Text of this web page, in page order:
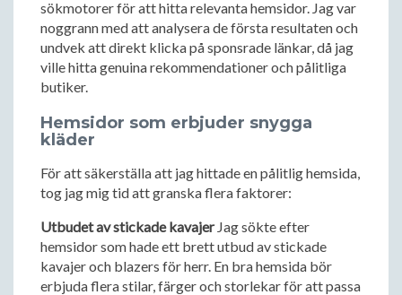
sökmotorer för att hitta relevanta hemsidor. Jag var
noggrann med att analysera de första resultaten och
undvek att direkt klicka på sponsrade länkar, då jag
ville hitta genuina rekommendationer och pålitliga
butiker.
Hemsidor som erbjuder snygga
kläder
För att säkerställa att jag hittade en pålitlig hemsida,
tog jag mig tid att granska flera faktorer:
Utbudet av stickade kavajerJag sökte efter
hemsidor som hade ett brett utbud av stickade
kavajer och blazers för herr. En bra hemsida bör
erbjuda flera stilar, färger och storlekar för att passa